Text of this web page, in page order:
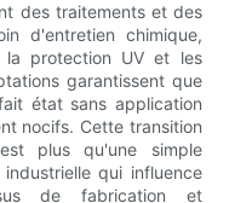
des traitements et des
d'entretien chimique,
la protection UV et les
garantissent que
état sans application
nocifs. Cette transition
plus qu'une simple
qui influence
de fabrication et